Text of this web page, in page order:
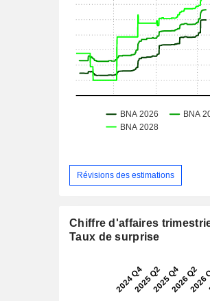
Révisions des estimations
Chiffre d'affaires
Taux de surprise